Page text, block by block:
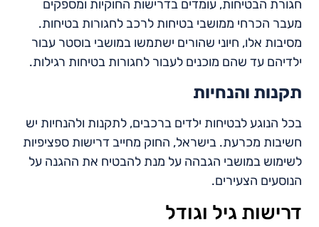
חגורת הבטיחות, עומדים בדרישות החוקיות ומספקים
מעבר הכרחי ממושבי בטיחות לרכב לחגורות בטיחות.
מסיבות אלו, חיוני שהורים ישתמשו במושבי בוסטר עבור
ילדיהם עד שהם מוכנים לעבור לחגורות בטיחות רגילות.
תקנות והנחיות
בכל הנוגע לבטיחות ילדים ברכבים, לתקנות ולהנחיות יש
חשיבות מכרעת. בישראל, החוק מחייב דרישות ספציפיות
לשימוש במושבי הגבהה על מנת להבטיח את ההגנה על
הנוסעים הצעירים.
דרישות גיל וגודל